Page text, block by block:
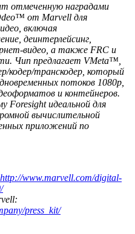
отмеченную наградами
от Marvell для
включая
деинтерлейсинг,
видео, а также FRC и
Чип предлагает VMeta™,
кодер/транскодер, который
потоков 1080p,
и контейнеров.
идеальной для
вычислительной
приложений по
http://www.marvell.com/digital-
press_kit/